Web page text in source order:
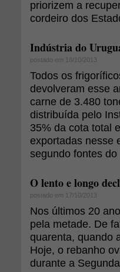
priorizem a
cordeiro dos
Indústria do
postado em 18/10/2013
Todos os
devolveram esse
carne de 3.480
distribuída pelo
35% da cota total
exportadas nesse
segundo fontes do
O lento e longo
postado em 17/10/2013
Nos últimos 20
pela metade. De
quarenta, quando
Hoje, o rebanho
durante a